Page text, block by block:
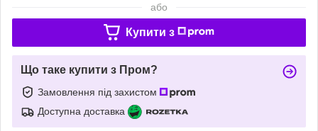
або
Купити з
Що таке купити з Пром?
Замовлення під захистом
Доступна доставка